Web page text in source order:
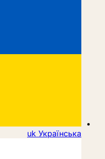
uk Українська